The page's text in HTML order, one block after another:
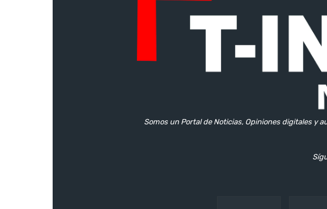
Somos un Portal de Noticias, Opiniones digitales y